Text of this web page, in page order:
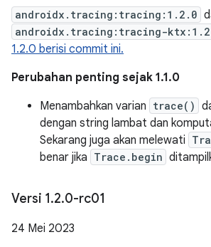
androidx.tracing:tracing:1.2.0
androidx.tracing:tracing-
1.2.0 berisi commit ini.
Perubahan penting sejak 1.1.0
Menambahkan varian trace()
dengan string lambat dan
Sekarang juga akan melewati
benar jika Trace.begin
Versi 1.2.0-rc01
24 Mei 2023